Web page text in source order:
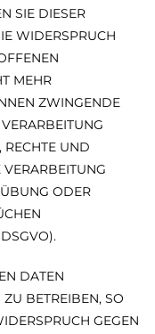
SIE DIESER
WIDERSPRUCH
MEHR
ZWINGENDE
RECHTE UND
ODER
DATEN
BETREIBEN, SO
GEGEN